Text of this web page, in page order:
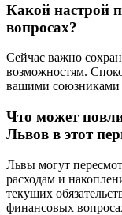
Какой настрой
вопросах?
Сейчас важно
возможностям.
вашими союзниками
Что может
Львов в этот
Львы могут
расходам и
текущих
финансовых